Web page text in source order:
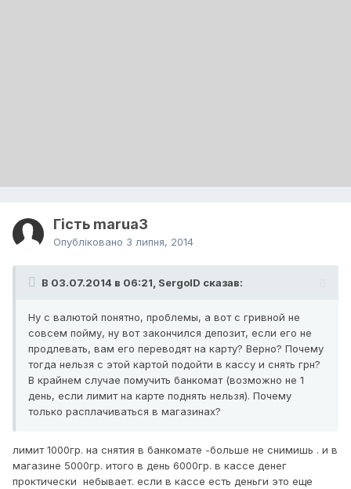
Гість marua3
Опубліковано 3 липня, 2014
В 03.07.2014 в 06:21, SergoID сказав:
Ну с валютой понятно, проблемы, а вот с гривной не
совсем пойму, ну вот закончился депозит, если его не
продлевать, вам его переводят на карту? Верно? Почему
тогда нельзя с этой картой подойти в кассу и снять грн?
В крайнем случае помучить банкомат (возможно не 1
день, если лимит на карте поднять нельзя). Почему
только расплачиваться в магазинах?
лимит 1000гр. на снятия в банкомате -больше не снимишь . и в
магазине 5000гр. итого в день 6000гр. в кассе денег
проктически небывает. если в кассе есть деньги это еще